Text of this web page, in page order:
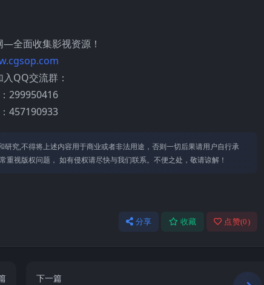
—全面收集影视资源！
QQ交流群：
299950416
457190933
究,不得将上述内容⽤于商业或者⾮法⽤途，否则⼀切后果请⽤户⾃⾏承
视版权问题， 如有侵权请尽快与我们联系。不便之处，敬请谅解！
分享 收藏 点赞(0)
下一篇